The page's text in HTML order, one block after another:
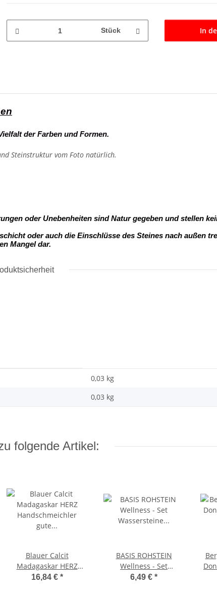
Stück In
der Farben und Formen.
Steinstruktur vom Foto natürlich.
oder Unebenheiten sind Natur gegeben und stellen
oder auch die Einschlüsse des Steines nach außen
Mangel dar.
0,03 kg
0,03 kg
folgende Artikel:
Blauer Calcit
Madagaskar HERZ
Handschmeichler gute
16,84 € *
BASIS ROHSTEIN
Wellness - Set
Wassersteine
6,49 € *